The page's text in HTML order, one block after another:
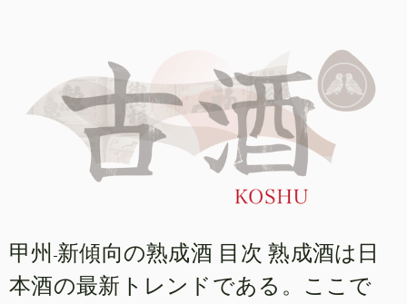
甲州-新傾向の熟成酒 目次 熟成酒は日
本酒の最新トレンドである。ここで